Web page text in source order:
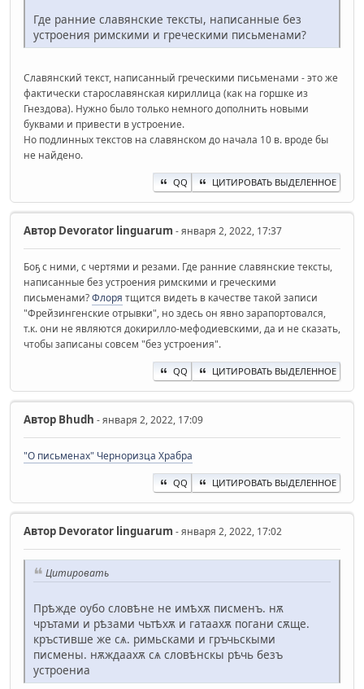
Где ранние славянские тексты, написанные без
устроения римскими и греческими письменами?
Славянский текст, написанный греческими письменами - это же
фактически старославянская кириллица (как на горшке из
Гнездова). Нужно было только немного дополнить новыми
буквами и привести в устроение.
Но подлинных текстов на славянском до начала 10 в. вроде бы
не найдено.
QQ ЦИТИРОВАТЬ ВЫДЕЛЕННОЕ
Автор Devorator linguarum - января 2, 2022, 17:37
Боҕ с ними, с чертями и резами. Где ранние славянские тексты,
написанные без устроения римскими и греческими
письменами?Флоря тщится видеть в качестве такой записи
"Фрейзингенские отрывки", но здесь он явно зарапортовался,
т.к. они не являются докирилло-мефодиевскими, да и не сказать,
чтобы записаны совсем "без устроения".
QQ ЦИТИРОВАТЬ ВЫДЕЛЕННОЕ
Автор Bhudh - января 2, 2022, 17:09
"О письменах" Черноризца Храбра
QQ ЦИТИРОВАТЬ ВЫДЕЛЕННОЕ
Автор Devorator linguarum - января 2, 2022, 17:02
Цитировать
Прѣжде ѹбо словѣне не имѣхѫ писменъ. нѫ
чрътами и рѣзами чьтѣхѫ и гатаахѫ погани сѫще.
кръстивше же сѧ. римьсками и гръчьскыми
писмены. нѫждаахѫ сѧ словѣнскы рѣчь безъ
устроениа